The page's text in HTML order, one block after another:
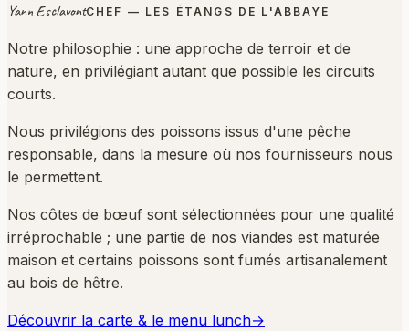
Yann EsclavontCHEF — LES ÉTANGS DE L'ABBAYE
Notre philosophie : une approche de terroir et de
nature, en privilégiant autant que possible les circuits
courts.
Nous privilégions des poissons issus d'une pêche
responsable, dans la mesure où nos fournisseurs nous
le permettent.
Nos côtes de bœuf sont sélectionnées pour une qualité
irréprochable ; une partie de nos viandes est maturée
maison et certains poissons sont fumés artisanalement
au bois de hêtre.
Découvrir la carte & le menu lunch→